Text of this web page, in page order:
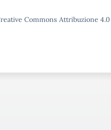
Commons Attribuzione